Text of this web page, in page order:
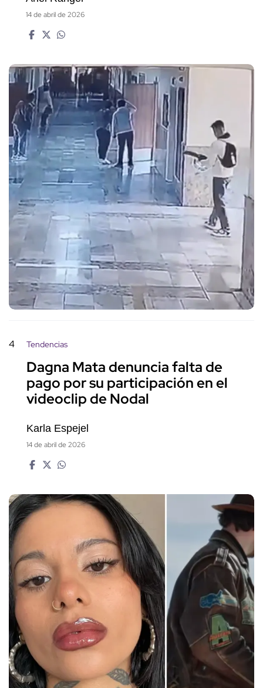
14 de abril de 2026
4 Tendencias
Dagna Mata denuncia falta de
pago por su participación en el
videoclip de Nodal
Karla Espejel
14 de abril de 2026